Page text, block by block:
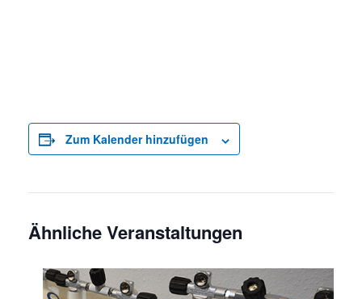
Zum Kalender hinzufügen
Ähnliche Veranstaltungen